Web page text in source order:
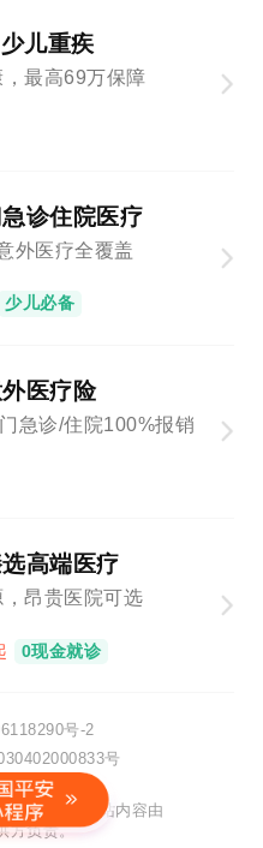
儿重疾
最高69万保障
诊住院医疗
外医疗全覆盖
少儿必备
医疗险
急诊/住院100%报销
高端医疗
昂贵医院可选
0现金就诊
号-2
号
支持IPv6
术支持，网站内容由
方负责。